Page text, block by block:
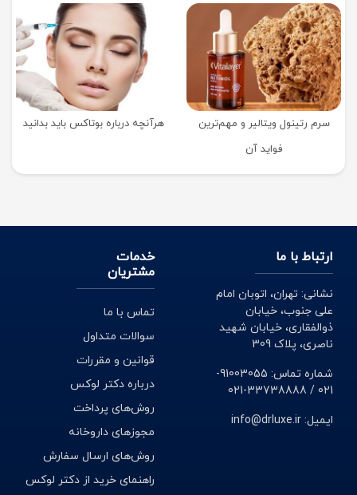
سرم رتینول ویتالیر و مهم‌ترین
فواید آن
هرآنچه درباره بوتاکس باید بدانید
ارتباط با ما
نشانی: تهران، اتوبان امام
علی جنوب، خیابان
ذوالفقاری، خیابان شهید
ناصری، پلاک 309
شماره تماس: 91003055-
021 / 33738888-021
ایمیل: info@drluxe.ir
خدمات
مشتریان
تماس با ما
سوالات متداول
قوانین و مقررات
درباره دکتر لوکس
روش‌های پرداخت
مجوزهای داروخانه
روش‌های ارسال سفارش
راهنمای خرید از دکتر لوکس